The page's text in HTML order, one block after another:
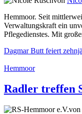
Hemmoor. Seit
Verwaltungskraft ein
Pflegedienstes. Mit
Dagmar Butt feiert
Hemmoor
Radler treffen
von